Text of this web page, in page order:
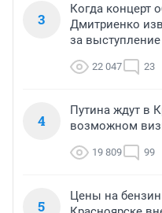
3
Когда концерт
Дмитриенко
за
22 047 23
4
Путина ждут в
возможном
19 809 99
5
Цены на бензин